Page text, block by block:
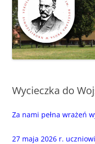
Wycieczka do
Za nami pełna wrażeń
27 maja 2026 r.